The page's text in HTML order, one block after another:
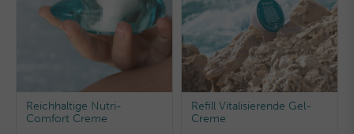
Reichhaltige Nutri-
Comfort Creme
Refill Vitalisierende Gel-
Creme